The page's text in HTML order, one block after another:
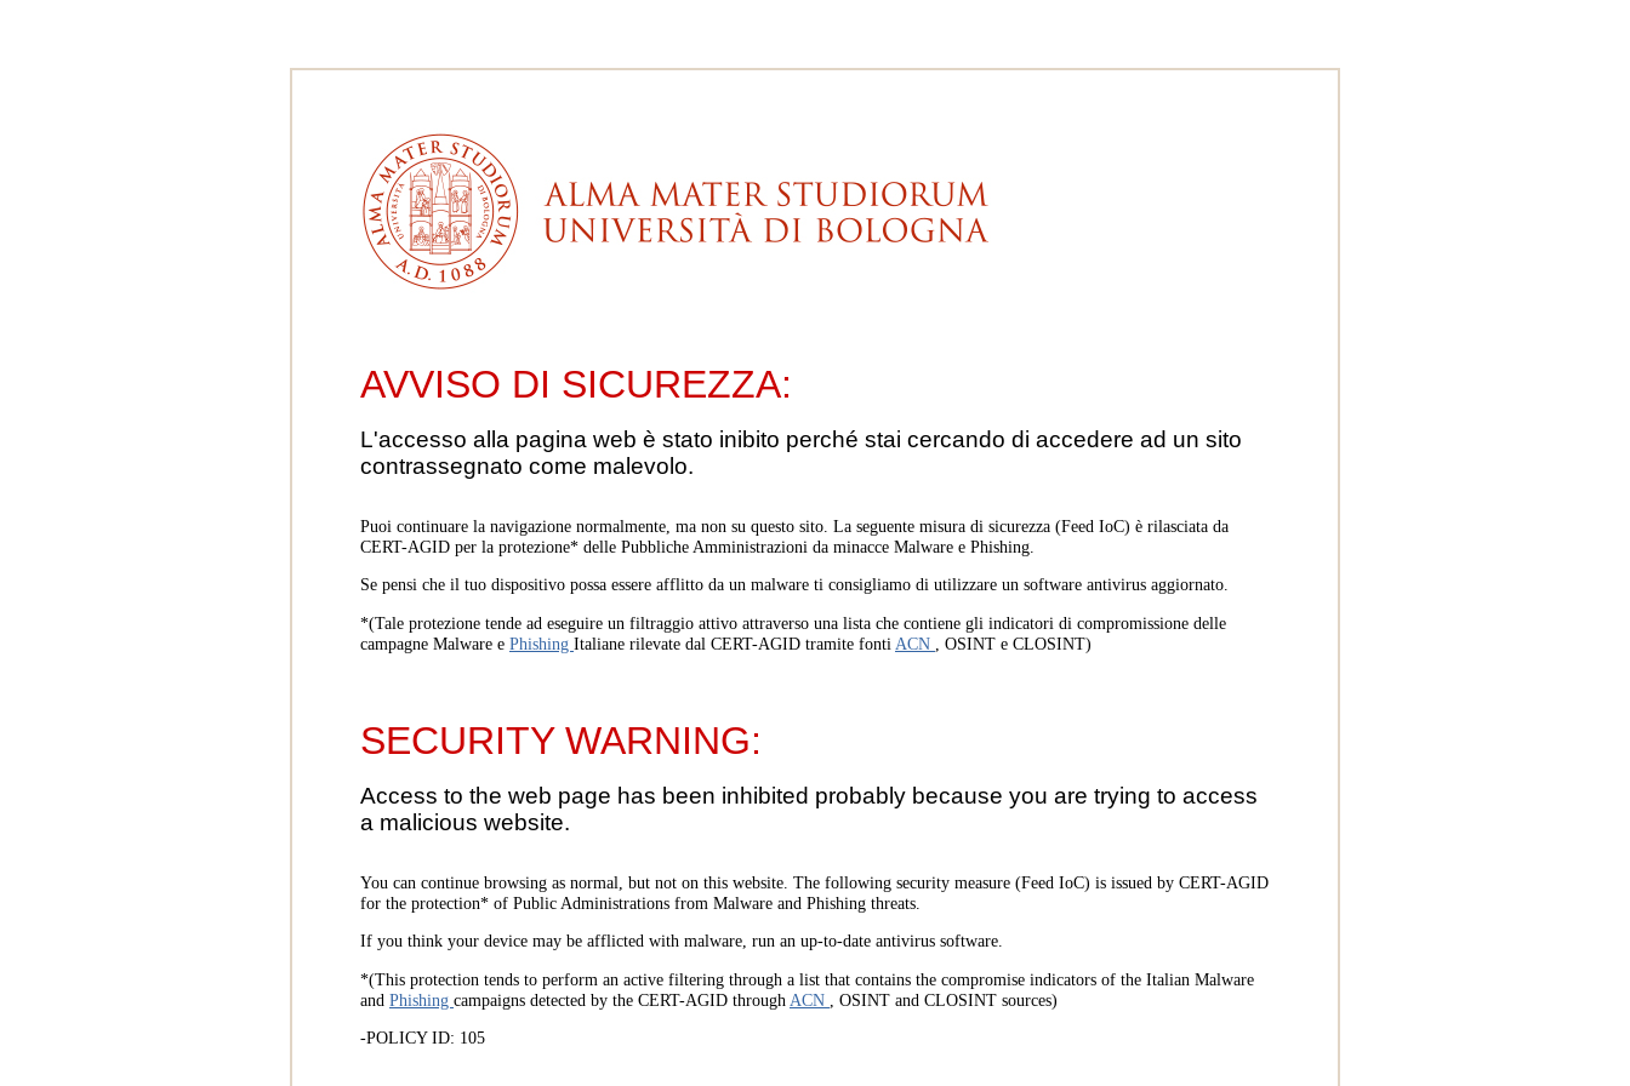
AVVISO DI SICUREZZA:
L'accesso alla pagina web è stato inibito perché stai cercando di accedere ad un sito
contrassegnato come malevolo.
Puoi continuare la navigazione normalmente, ma non su questo sito. La seguente misura di sicurezza (Feed IoC) è rilasciata da
CERT-AGID per la protezione* delle Pubbliche Amministrazioni da minacce Malware e Phishing.
Se pensi che il tuo dispositivo possa essere afflitto da un malware ti consigliamo di utilizzare un software antivirus aggiornato.
*(Tale protezione tende ad eseguire un filtraggio attivo attraverso una lista che contiene gli indicatori di compromissione delle
campagne Malware e Phishing Italiane rilevate dal CERT-AGID tramite fonti ACN , OSINT e CLOSINT)
SECURITY WARNING:
Access to the web page has been inhibited probably because you are trying to access
a malicious website.
You can continue browsing as normal, but not on this website. The following security measure (Feed IoC) is issued by CERT-AGID
for the protection* of Public Administrations from Malware and Phishing threats.
If you think your device may be afflicted with malware, run an up-to-date antivirus software.
*(This protection tends to perform an active filtering through a list that contains the compromise indicators of the Italian Malware
and Phishing campaigns detected by the CERT-AGID through ACN
, OSINT and CLOSINT sources)
-POLICY ID: 105